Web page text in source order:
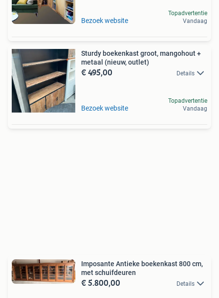
Bezoek website
Topadvertentie
Vandaag
Sturdy boekenkast groot, mangohout +
metaal (nieuw, outlet)
€ 495,00 Details
Bezoek website
Topadvertentie
Vandaag
Imposante Antieke boekenkast 800 cm,
met schuifdeuren
€ 5.800,00 Details